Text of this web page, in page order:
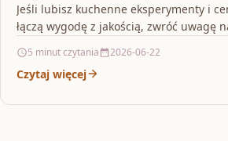
Jeśli lubisz kuchenne eksperymenty i
łączą wygodę z jakością, zwróć uwagę
5 minut czytania 2026-06-22
Czytaj więcej